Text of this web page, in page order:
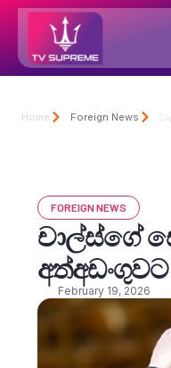
Home Foreign News
FOREIGN NEWS
චාල්ස්ගේ
අත්අඩංගුවට
February 19, 2026